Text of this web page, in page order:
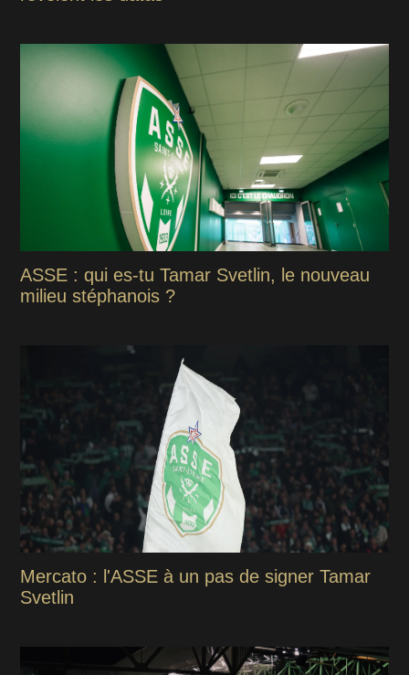
ASSE : qui es-tu Tamar Svetlin, le nouveau
milieu stéphanois ?
Mercato : l'ASSE à un pas de signer Tamar
Svetlin